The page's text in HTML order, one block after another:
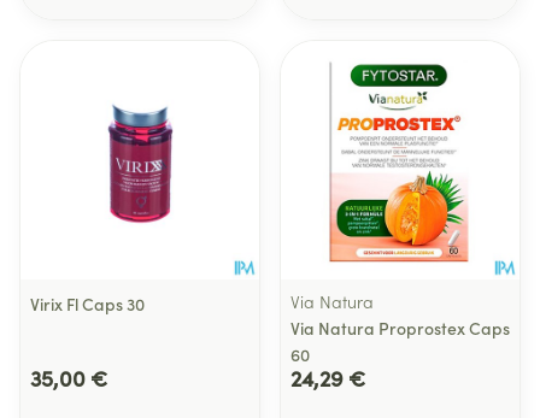
Virix Fl Caps 30
35,00 €
Via Natura
Via Natura Proprostex Caps
60
24,29 €